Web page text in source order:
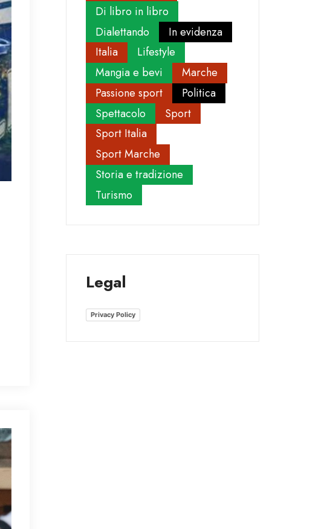
Di libro in libro
Dialettando
In evidenza
Italia
Lifestyle
Mangia e bevi
Marche
Passione sport
Politica
Spettacolo
Sport
Sport Italia
Sport Marche
Storia e tradizione
Turismo
Legal
Privacy Policy